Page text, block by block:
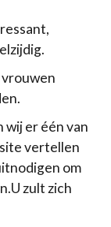
er één van
vertellen
om
zult zich